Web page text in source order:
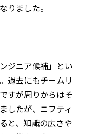
りました。
ジニア候補」とい
過去にもチームリ
すが周りからはそ
したが、ニフティ
と、知識の広さや